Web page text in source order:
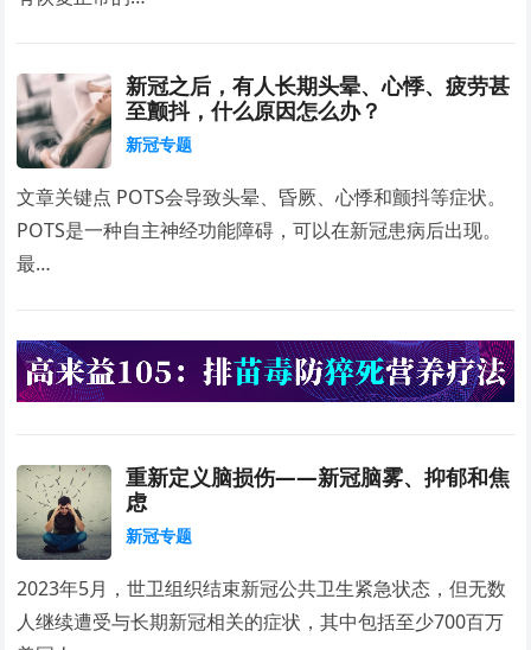
新冠之后，有人长期头晕、心悸、疲劳甚
至颤抖，什么原因怎么办？
新冠专题
文章关键点 POTS会导致头晕、昏厥、心悸和颤抖等症状。
POTS是一种自主神经功能障碍，可以在新冠患病后出现。
最…
重新定义脑损伤——新冠脑雾、抑郁和焦
虑
新冠专题
2023年5月，世卫组织结束新冠公共卫生紧急状态，但无数
人继续遭受与长期新冠相关的症状，其中包括至少700百万